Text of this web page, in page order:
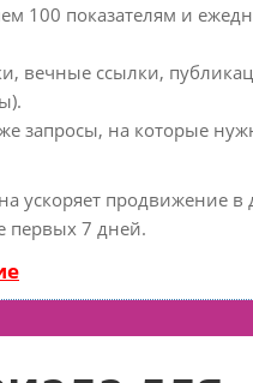
100 показателям и
вечные ссылки,
запросы, на которые
ускоряет продвижение в
первых 7 дней.